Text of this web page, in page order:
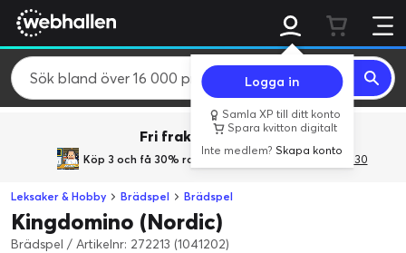
Logga in
Samla XP till ditt konto
Spara kvitton digitalt
Inte medlem?Skapa konto
Fri frakt över 800 kr.
Köp 3 och få 30% rabatt med rabattkoden 3Gives30
Leksaker & Hobby Brädspel Brädspel
Kingdomino (Nordic)
Brädspel / Artikelnr: 272213 (1041202)